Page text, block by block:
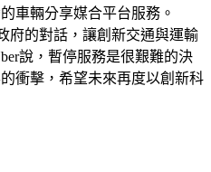
車輛分享媒合平台服務。
府的對話，讓創新交通與運輸
說，暫停服務是很艱難的決
衝擊，希望未來再度以創新科